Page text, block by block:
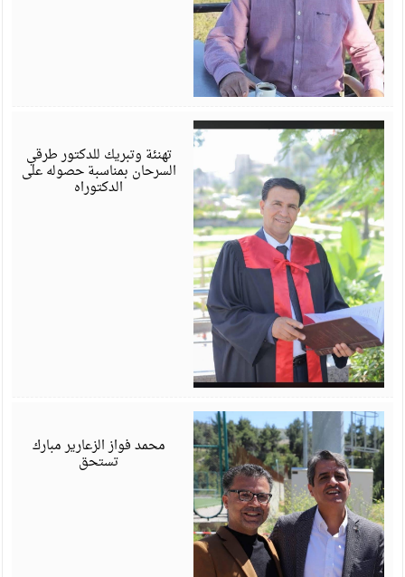
تهنئة وتبريك للدكتور طرقي
السرحان بمناسبة حصوله على
الدكتوراه
محمد فواز الزعارير مبارك
تستحق